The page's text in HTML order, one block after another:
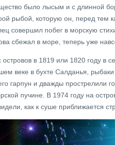
было лысым и с длинной
рыбой, которую он, перед тем
совершил побег в морскую
сбежал в море, теперь уже
островов в 1819 или 1820 году в
веке в бухте Салданья,
гарпун и дважды прострелили
пучине. В 1974 году на
как к суше приближается